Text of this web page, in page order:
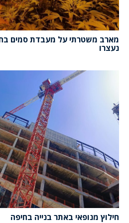
מארב משטרתי על מעבדת סמים
נעצרו
חילוץ מנופאי באתר בנייה בחיפה